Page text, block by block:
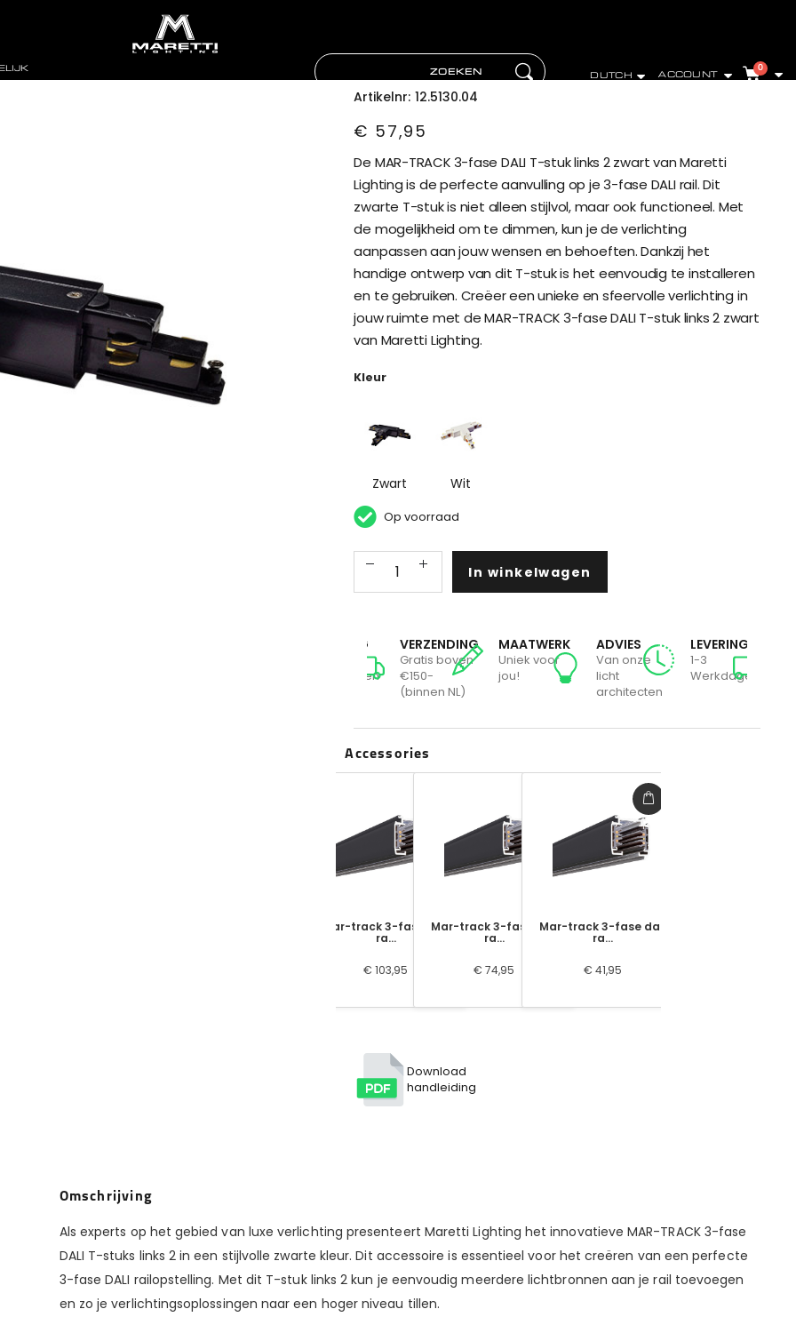
Zoeken
DUTCH
ACCOUNT
0artikelen
2 zwart
Artikelnr 12.5130.04
€ 57,95
De MAR-TRACK 3-fase DALI T-stuk links 2 zwart van Maretti
Lighting is de perfecte aanvulling op je 3-fase DALI rail. Dit
zwarte T-stuk is niet alleen stijlvol, maar ook functioneel. Met
de mogelijkheid om te dimmen, kun je de verlichting
aanpassen aan jouw wensen en behoeften. Dankzij het
handige ontwerp van dit T-stuk is het eenvoudig te installeren
en te gebruiken. Creëer een unieke en sfeervolle verlichting in
jouw ruimte met de MAR-TRACK 3-fase DALI T-stuk links 2 zwart
van Maretti Lighting.
Kleur
Zwart Wit
Op voorraad
In winkelwagen
LEVERING
Werkdagen
VERZENDING
Gratis boven
€150-
(binnen NL)
MAATWERK
Uniek voor
jou!
ADVIES
Van onze
licht
architecten
LEVERING
1-3
Werkdagen
Accessories
Mar-track 3-fase dali
ra…
€ 103,95
Mar-track 3-fase dali
ra…
€ 74,95
Mar-track 3-fase dali
ra…
€ 41,95
Download
handleiding
Omschrijving
Als experts op het gebied van luxe verlichting presenteert Maretti Lighting het innovatieve MAR-TRACK 3-fase
DALI T-stuks links 2 in een stijlvolle zwarte kleur. Dit accessoire is essentieel voor het creëren van een perfecte
3-fase DALI railopstelling. Met dit T-stuk links 2 kun je eenvoudig meerdere lichtbronnen aan je rail toevoegen
en zo je verlichtingsoplossingen naar een hoger niveau tillen.